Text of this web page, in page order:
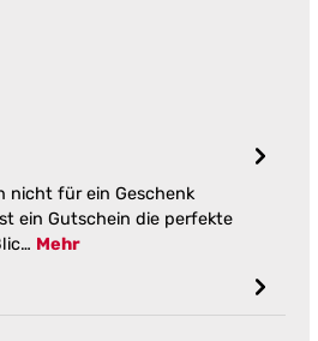
nicht für ein Geschenk
ein Gutschein die perfekte
Mehr